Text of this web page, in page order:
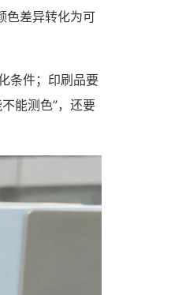
色差异转化为可
条件；印刷品要
能测色”，还要